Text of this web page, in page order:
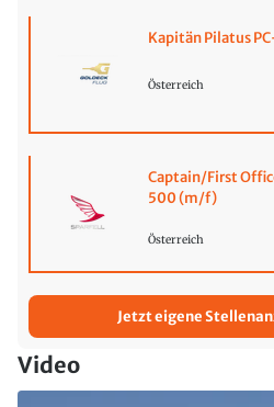
Kapitän Pilatus
Österreich
Captain/First
500 (m/f)
Österreich
Jetzt eigene
Video